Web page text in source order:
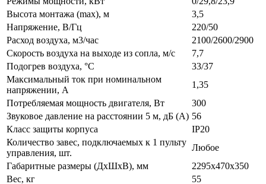
Высота монтажа (max), м
3,5
Напряжение, В/Гц
220/50
Расход воздуха, м3/час
2100/2600/2900
Скорость воздуха на выходе из сопла, м/с
7,7
Подогрев воздуха, °С
33/37
Максимальный ток при номинальном
напряжении, А
1,35
Потребляемая мощность двигателя, Вт
300
Звуковое давление на расстоянии 5 м, дБ (А) 56
Класс защиты корпуса
IP20
Количество завес, подключаемых к 1 пульту
управления, шт.
Любое
Габаритные размеры (ДхШхВ), мм
2295x470x350
Вес, кг
55